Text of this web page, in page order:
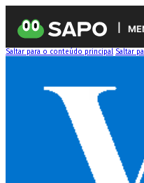
Saltar para o conteúdo principal Saltar